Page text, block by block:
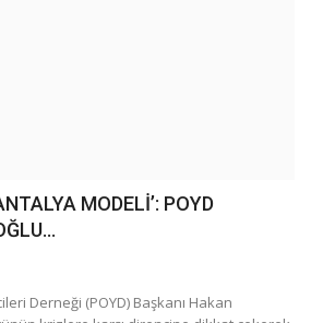
MODELİ’: POYD
Derneği (POYD) Başkanı Hakan